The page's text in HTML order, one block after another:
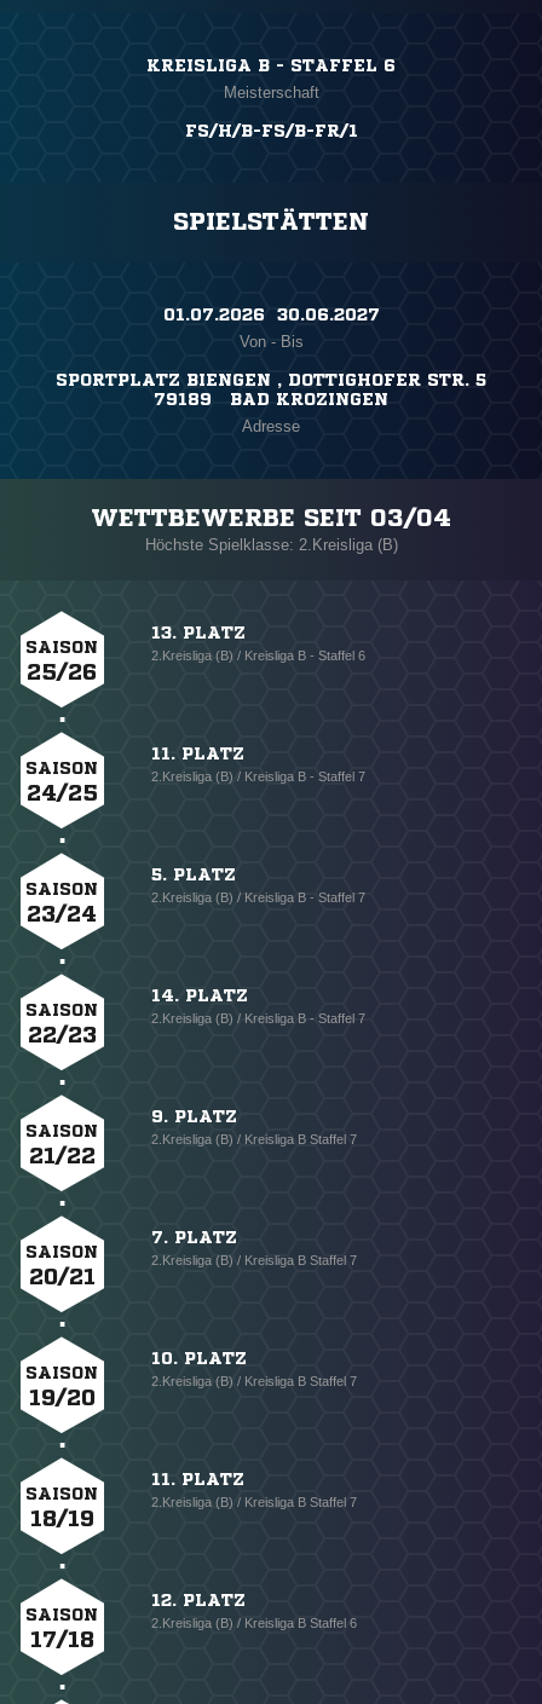
KREISLIGA B - STAFFEL 6
Meisterschaft
FS/H/B-FS/B-FR/1
SPIELSTÄTTEN
01.07.2026 ​ 30.06.2027
Von - Bis
SPORTPLATZ BIENGEN , DOTTIGHOFER STR. 5
79189 BAD KROZINGEN
Adresse
WETTBEWERBE SEIT 03/04
Höchste Spielklasse: 2.Kreisliga (B)
SAISON
25/26
13. PLATZ
2.Kreisliga (B) / Kreisliga B - Staffel 6
SAISON
24/25
11. PLATZ
2.Kreisliga (B) / Kreisliga B - Staffel 7
SAISON
23/24
5. PLATZ
2.Kreisliga (B) / Kreisliga B - Staffel 7
SAISON
22/23
14. PLATZ
2.Kreisliga (B) / Kreisliga B - Staffel 7
SAISON
21/22
9. PLATZ
2.Kreisliga (B) / Kreisliga B Staffel 7
SAISON
20/21
7. PLATZ
2.Kreisliga (B) / Kreisliga B Staffel 7
SAISON
19/20
10. PLATZ
2.Kreisliga (B) / Kreisliga B Staffel 7
SAISON
18/19
11. PLATZ
2.Kreisliga (B) / Kreisliga B Staffel 7
SAISON
17/18
12. PLATZ
2.Kreisliga (B) / Kreisliga B Staffel 6